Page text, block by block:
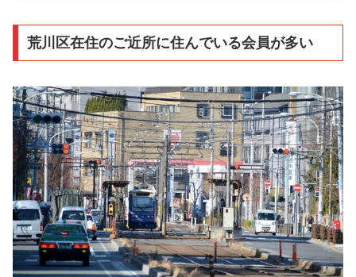
荒川区在住のご近所に住んでいる会員が多い